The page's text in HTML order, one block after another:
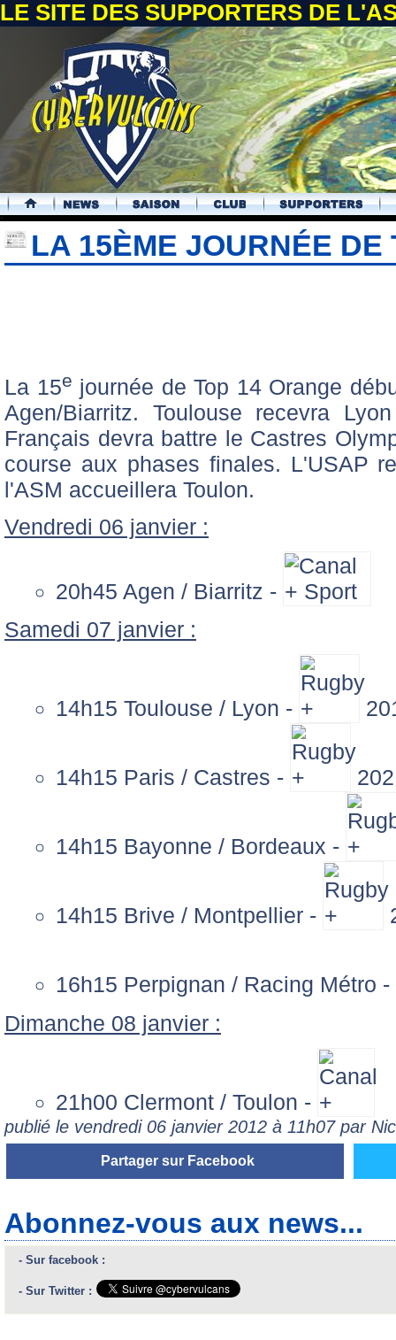
LE SITE DES SUPPORTERS DE
.
LA 15ÈME JOURNÉE DE
La 15e journée de Top 14 Orange
Agen/Biarritz. Toulouse recevra
Français devra battre le Castres
course aux phases finales. L'USAP
l'ASM accueillera Toulon.
Vendredi 06 janvier :
20h45 Agen / Biarritz -
Samedi 07 janvier :
14h15 Toulouse / Lyon -
14h15 Paris / Castres - 202
14h15 Bayonne / Bordeaux -
14h15 Brive / Montpellier -
16h15 Perpignan / Racing Métro -
Dimanche 08 janvier :
21h00 Clermont / Toulon -
publié le vendredi 06 janvier 2012 à 11h07 par
Partager sur Facebook
Abonnez-vous aux news...
- Sur facebook :
- Sur Twitter :